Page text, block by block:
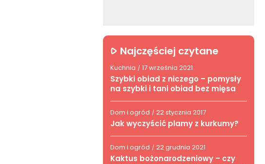
Najczęściej czytane
Kuchnia / 17 września 2021
Szybki obiad z niczego – pomysły
na szybki i tani obiad bez mięsa
Dom i ogród / 22 stycznia 2017
Jak wyczyścić plamy z kurkumy?
Dom i ogród / 22 grudnia 2021
Kaktus bożonarodzeniowy – czy